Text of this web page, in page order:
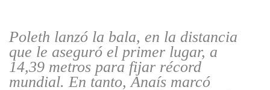
Poleth lanzó la bala, en la distancia
que le aseguró el primer lugar, a
14,39 metros para fijar récord
mundial. En tanto, Anaís marcó